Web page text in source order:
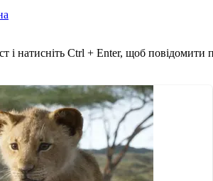
і натисніть Ctrl + Enter, щоб повідомити